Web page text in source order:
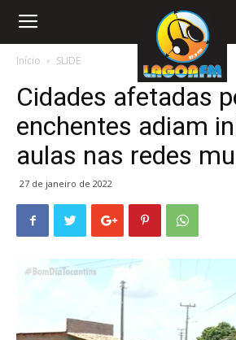
Início SLIDE
Cidades afetadas
enchentes adiam
aulas nas redes
27 de janeiro de 2022